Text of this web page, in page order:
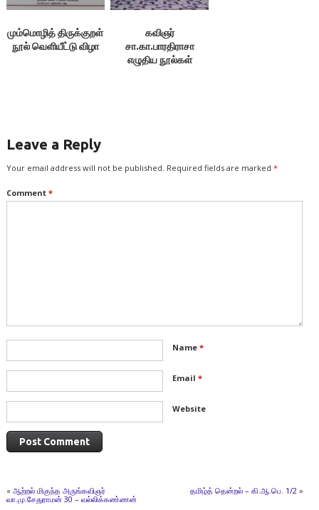
மும்மொழித் திருக்குறள்
நூல் வெளியீட்டு விழா
கவிஞர்
சா.கா.பாரதிராசா
எழுதிய நூல்கள்
Leave a Reply
Your email address will not be published. Required fields are marked *
Comment *
Name *
Email *
Website
« ஆற்றல் மிகுந்த அருங்கவிஞர்
வா.மு.சேதுராமன் 30 – வல்லிக்கண்ணன்
தமிழ்த் தென்றல் – கி.ஆ.பெ. 1/2 »